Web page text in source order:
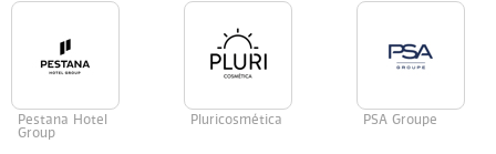
Pestana Hotel
Group
Pluricosmética PSA Groupe